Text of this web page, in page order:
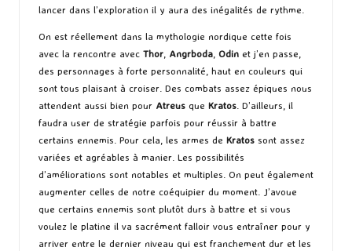
lancer dans l’exploration il y aura des inégalités de rythme.
On est réellement dans la mythologie nordique cette fois
avec la rencontre avec Thor, Angrboda, Odin et j’en passe,
des personnages à forte personnalité, haut en couleurs qui
sont tous plaisant à croiser. Des combats assez épiques nous
attendent aussi bien pour Atreus que Kratos. D’ailleurs, il
faudra user de stratégie parfois pour réussir à battre
certains ennemis. Pour cela, les armes de Kratos sont assez
variées et agréables à manier. Les possibilités
d’améliorations sont notables et multiples. On peut également
augmenter celles de notre coéquipier du moment. J’avoue
que certains ennemis sont plutôt durs à battre et si vous
voulez le platine il va sacrément falloir vous entraîner pour y
arriver entre le dernier niveau qui est franchement dur et les